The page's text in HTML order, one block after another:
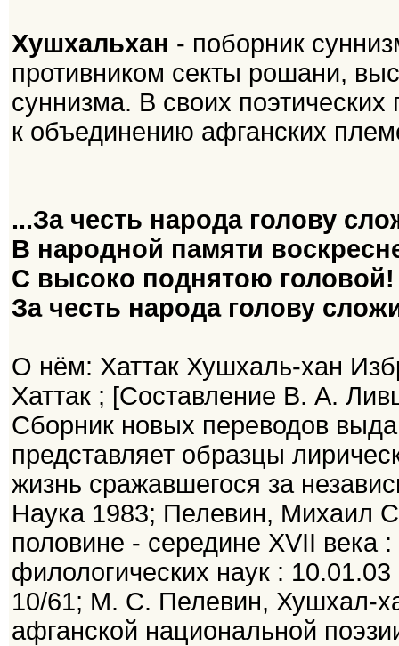
Хушхальхан - поборник
противником секты рошани,
суннизма. В своих
к объединению афганских
...За честь народа голову
В народной памяти
С высоко поднятою головой!
За честь народа голову
О нём: Хаттак Хушхаль-хан
Хаттак ; [Составление В. А.
Сборник новых переводов
представляет образцы
жизнь сражавшегося за
Наука 1983; Пелевин, Михаил
половине - середине XVII века
филологических наук :
10/61; М. С. Пелевин, Хушхал-
афганской национальной